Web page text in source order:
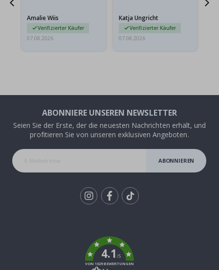
Amalie Wiis
Verifizierter Käufer
07.08.2026
Katja Ungricht
Verifizierter Käufer
07.08.2026
ABONNIERE UNSEREN NEWSLETTER
Seien Sie der Erste, der die neuesten Nachrichten erhält, und
profitieren Sie von unseren exklusiven Angeboten.
ABONNIEREN
4.1/5
VON 1029 BEWERTUNGEN